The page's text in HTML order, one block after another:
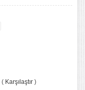
( Karşılaştır )